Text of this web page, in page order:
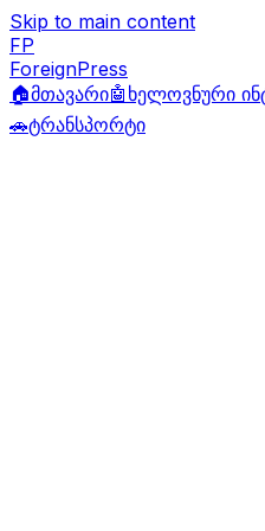
Skip to main content
FP
ForeignPress
🏠მთავარი🤖 ხელოვნური
🚗ტრანსპორტი